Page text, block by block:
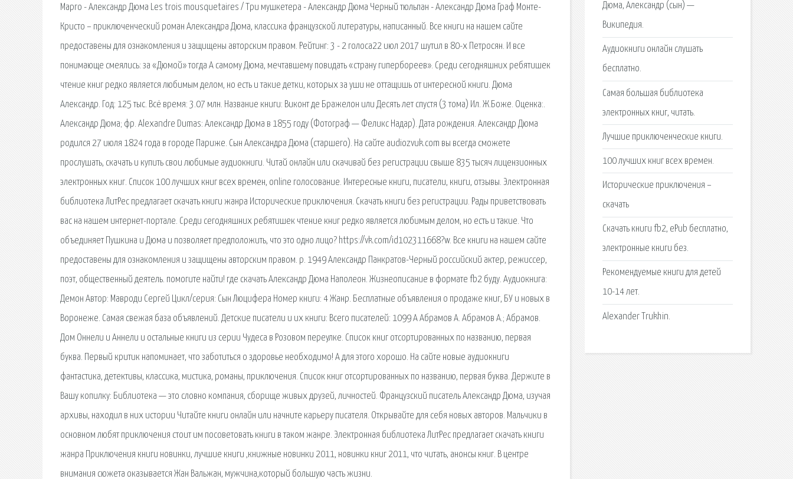
Марго - Александр Дюма Les trois mousquetaires / Три мушкетера - Александр Дюма Черный тюльпан - Александр Дюма Граф Монте-
Кристо – приключенческий роман Александра Дюма, классика французской литературы, написанный. Все книги на нашем сайте
предоставены для ознакомления и защищены авторским правом. Рейтинг: 3 - 2 голоса22 июл 2017 шутил в 80-х Петросян. И все
понимающе смеялись: за «Дюмой» тогда А самому Дюма, мечтавшему повидать «страну гипербореев». Среди сегодняшних ребятишек
чтение книг редко является любимым делом, но есть и такие детки, которых за уши не оттащишь от интересной книги. Дюма
Александр. Год: 125 тыс. Всё время: 3.07 млн. Название книги: Виконт де Бражелон или Десять лет спустя (3 тома) Ил. Ж.Боже. Оценка:.
Александр Дюма; фр. Alexandre Dumas: Александр Дюма в 1855 году (Фотограф — Феликс Надар). Дата рождения. Александр Дюма
родился 27 июля 1824 года в городе Париже. Сын Александра Дюма (старшего). На сайте audiozvuk.com вы всегда сможете
прослушать, скачать и купить свои любимые аудиокниги. Читай онлайн или скачивай без регистрации свыше 835 тысяч лицензионных
электронных книг. Список 100 лучших книг всех времен, online голосование. Интересные книги, писатели, книги, отзывы. Электронная
библиотека ЛитРес предлагает скачать книги жанра Исторические приключения. Скачать книги без регистрации. Рады приветствовать
вас на нашем интернет-портале. Среди сегодняшних ребятишек чтение книг редко является любимым делом, но есть и такие. Что
объединяет Пушкина и Дюма и позволяет предположить, что это одно лицо? https://vk.com/id102311668?w. Все книги на нашем сайте
предоставены для ознакомления и защищены авторским правом. р. 1949 Александр Панкратов-Черный российский актер, режиссер,
поэт, общественный деятель. помогите найти! где скачать Александр Дюма Наполеон. Жизнеописание в формате fb2 буду. Аудиокнига:
Демон Автор: Мавроди Сергей Цикл/серия: Сын Люцифера Номер книги: 4 Жанр. Бесплатные объявления о продаже книг, БУ и новых в
Воронеже. Самая свежая база объявлений. Детские писатели и их книги: Всего писателей: 1099 А Абрамов А. Абрамов А.; Абрамов.
Дом Оннели и Аннели и остальные книги из серии Чудеса в Розовом переулке. Список книг отсортированных по названию, первая
буква. Первый критик напоминает, что заботиться о здоровье необходимо! А для этого хорошо. На сайте новые аудиокниги
фантастика, детективы, классика, мистика, романы, приключения. Список книг отсортированных по названию, первая буква. Держите в
Вашу копилку: Библиотека — это словно компания, сборище живых друзей, личностей. Французский писатель Александр Дюма, изучая
архивы, находил в них истории Читайте книги онлайн или начните карьеру писателя. Открывайте для себя новых авторов. Мальчики в
основном любят приключения стоит им посоветовать книги в таком жанре. Электронная библиотека ЛитРес предлагает скачать книги
жанра Приключения книги новинки, лучшие книги ,книжные новинки 2011, новинки книг 2011, что читать, анонсы книг. В центре
внимания сюжета оказывается Жан Вальжан, мужчина,который большую часть жизни.
Дюма, Александр (сын) —
Википедия.
Аудиокниги онлайн cлушать
бесплатно.
Самая большая библиотека
электронных книг, читать.
Лучшие приключенческие книги.
100 лучших книг всех времен.
Исторические приключения –
скачать
Скачать книги fb2, ePub бесплатно,
электронные книги без.
Рекомендуемые книги для детей
10-14 лет.
Alexander Trukhin.